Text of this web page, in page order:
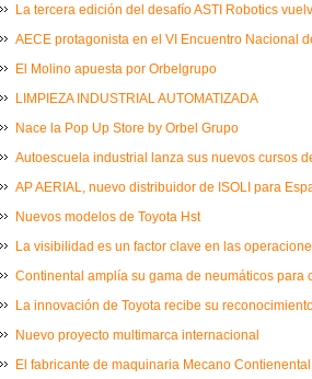
La tercera edición del desafío ASTI Robotics
AECE protagonista en el VI Encuentro Nacional
El Molino apuesta por Orbelgrupo
LIMPIEZA INDUSTRIAL AUTOMATIZADA
Nace la Pop Up Store by Orbel Grupo
Autoescuela industrial lanza sus nuevos cursos
AP AERIAL, nuevo distribuidor de ISOLI para
Nuevos modelos de Toyota Hst
La visibilidad es un factor clave en las
Continental amplía su gama de neumáticos para
La innovación de Toyota recibe su
Nuevo proyecto multimarca internacional
El fabricante de maquinaria Mecano